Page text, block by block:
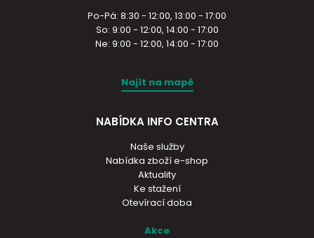
Po-Pá: 8:30 - 12:00, 13:00 - 17:00
So: 9:00 - 12:00, 14:00 - 17:00
Ne: 9:00 - 12:00, 14:00 - 17:00
Najít na mapě
NABÍDKA INFO CENTRA
Naše služby
Nabídka zboží e-shop
Aktuality
Ke stažení
Otevírací doba
Akce